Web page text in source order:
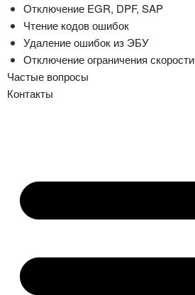
Отключение EGR, DPF, SAP
Чтение кодов ошибок
Удаление ошибок из ЭБУ
Отключение ограничения скорости
Частые вопросы
Контакты